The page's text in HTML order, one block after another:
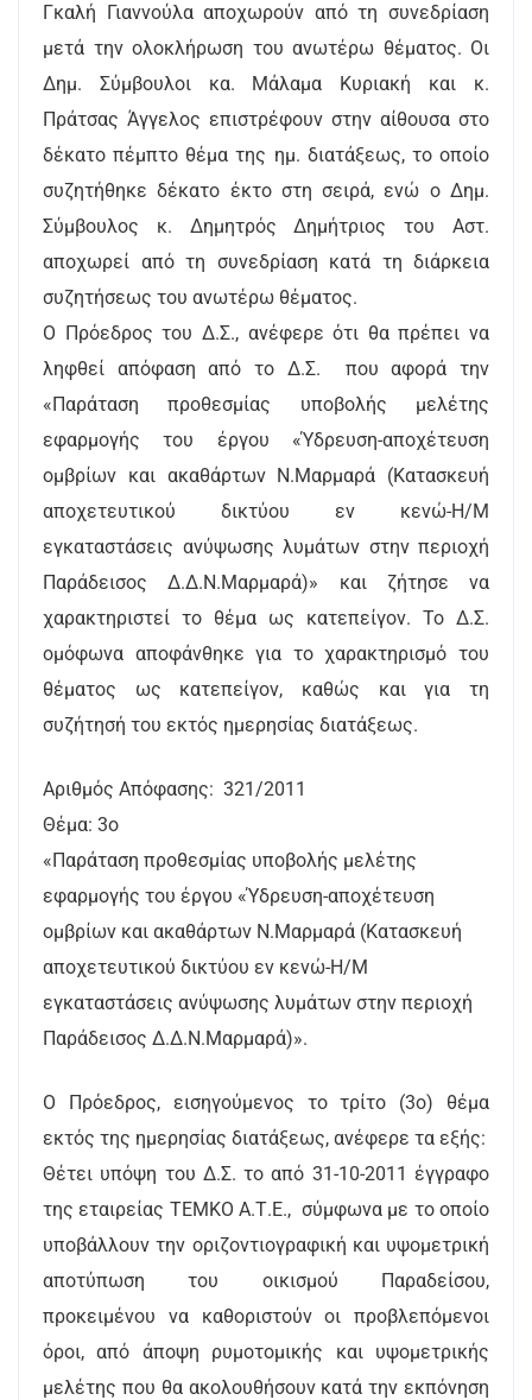
Γκαλή Γιαννούλα αποχωρούν από τη συνεδρίαση
μετά την ολοκλήρωση του ανωτέρω θέματος. Οι
Δημ. Σύμβουλοι κα. Μάλαμα Κυριακή και κ.
Πράτσας Άγγελος επιστρέφουν στην αίθουσα στο
δέκατο πέμπτο θέμα της ημ. διατάξεως, το οποίο
συζητήθηκε δέκατο έκτο στη σειρά, ενώ ο Δημ.
Σύμβουλος κ. Δημητρός Δημήτριος του Αστ.
αποχωρεί από τη συνεδρίαση κατά τη διάρκεια
συζητήσεως του ανωτέρω θέματος.
Ο Πρόεδρος του Δ.Σ., ανέφερε ότι θα πρέπει να
ληφθεί απόφαση από το Δ.Σ. που αφορά την
«Παράταση προθεσμίας υποβολής μελέτης
εφαρμογής του έργου «Ύδρευση-αποχέτευση
ομβρίων και ακαθάρτων Ν.Μαρμαρά (Κατασκευή
αποχετευτικού δικτύου εν κενώ-Η/Μ
εγκαταστάσεις ανύψωσης λυμάτων στην περιοχή
Παράδεισος Δ.Δ.Ν.Μαρμαρά)» και ζήτησε να
χαρακτηριστεί το θέμα ως κατεπείγον. Το Δ.Σ.
ομόφωνα αποφάνθηκε για το χαρακτηρισμό του
θέματος ως κατεπείγον, καθώς και για τη
συζήτησή του εκτός ημερησίας διατάξεως.
Αριθμός Απόφασης: 321/2011
Θέμα: 3ο
«Παράταση προθεσμίας υποβολής μελέτης
εφαρμογής του έργου «Ύδρευση-αποχέτευση
ομβρίων και ακαθάρτων Ν.Μαρμαρά (Κατασκευή
αποχετευτικού δικτύου εν κενώ-Η/Μ
εγκαταστάσεις ανύψωσης λυμάτων στην περιοχή
Παράδεισος Δ.Δ.Ν.Μαρμαρά)».
Ο Πρόεδρος, εισηγούμενος το τρίτο (3ο) θέμα
εκτός της ημερησίας διατάξεως, ανέφερε τα εξής:
Θέτει υπόψη του Δ.Σ. το από 31-10-2011 έγγραφο
της εταιρείας ΤΕΜΚΟ Α.Τ.Ε., σύμφωνα με το οποίο
υποβάλλουν την οριζοντιογραφική και υψομετρική
αποτύπωση του οικισμού Παραδείσου,
προκειμένου να καθοριστούν οι προβλεπόμενοι
όροι, από άποψη ρυμοτομικής και υψομετρικής
μελέτης που θα ακολουθήσουν κατά την εκπόνηση